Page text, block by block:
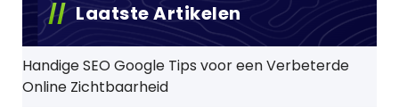
Laatste Artikelen
Handige SEO Google Tips voor een Verbeterde
Online Zichtbaarheid